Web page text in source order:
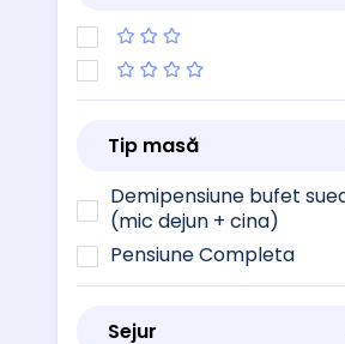
Tip masă
Demipensiune bufet
(mic dejun + cina)
Pensiune Completa
Sejur